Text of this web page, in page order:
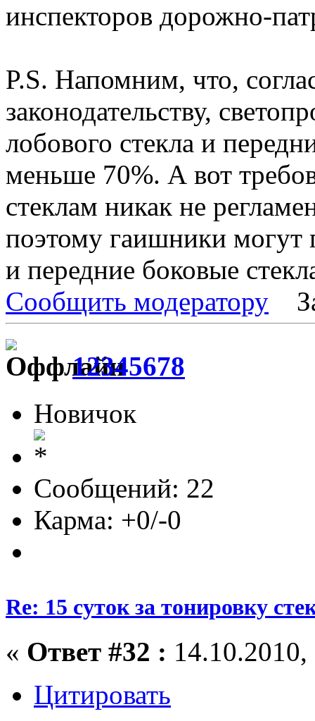
инспекторов дорожно-
P.S. Напомним, что,
законодательству,
лобового стекла и
меньше 70%. А вот
стеклам никак не
поэтому гаишники могут
и передние боковые
Сообщить модератору
12345678
Новичок
Сообщений: 22
Карма: +0/-0
Re: 15 суток за тонировку
« Ответ #32 :
Цитировать